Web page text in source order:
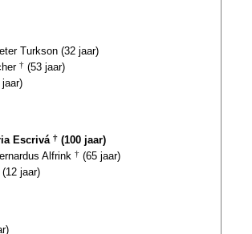
Turkson (32 jaar)
† (53 jaar)
jaar)
Escrivá † (100 jaar)
Alfrink † (65 jaar)
jaar)